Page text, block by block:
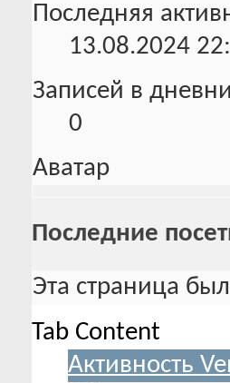
Последняя
13.08.2024
Записей в
0
Аватар
Последние
Эта страница
Tab Content
Активность